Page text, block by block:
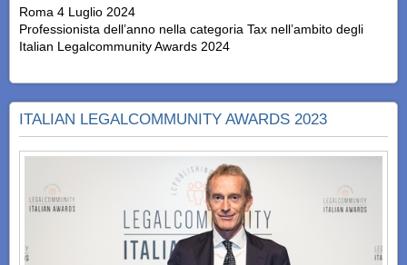
Roma 4 Luglio 2024
Professionista dell’anno nella categoria Tax nell’ambito degli
Italian Legalcommunity Awards 2024
ITALIAN LEGALCOMMUNITY AWARDS 2023